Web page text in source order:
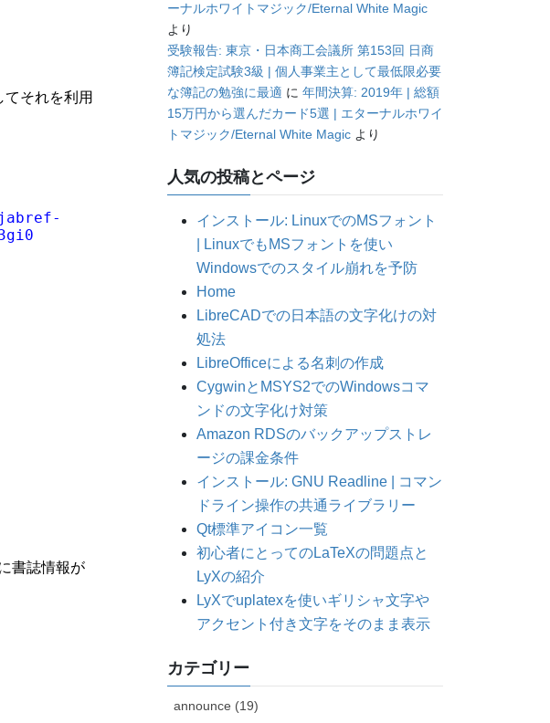
それを利用
jabref-
書誌情報が
ーナルホワイトマジック/Eternal White Magic
より
受験報告: 東京・日本商工会議所 第153回 日商
簿記検定試験3級 | 個人事業主として最低限必要
な簿記の勉強に最適 に年間決算: 2019年 | 総額
15万円から選んだカード5選 | エターナルホワイ
トマジック/Eternal White Magic より
人気の投稿とページ
インストール: LinuxでのMSフォント
| LinuxでもMSフォントを使い
Windowsでのスタイル崩れを予防
Home
LibreCADでの日本語の文字化けの対
処法
LibreOfficeによる名刺の作成
CygwinとMSYS2でのWindowsコマ
ンドの文字化け対策
Amazon RDSのバックアップストレ
ージの課金条件
インストール: GNU Readline | コマン
ドライン操作の共通ライブラリー
Qt標準アイコン一覧
初心者にとってのLaTeXの問題点と
LyXの紹介
LyXでuplatexを使いギリシャ文字や
アクセント付き文字をそのまま表示
カテゴリー
announce (19)